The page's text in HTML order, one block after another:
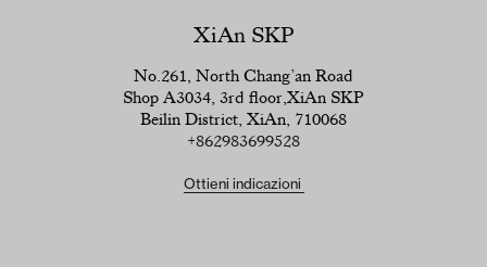
XiAn SKP
No.261, North Chang’an Road
Shop A3034, 3rd floor,XiAn SKP
Beilin District, XiAn, 710068
+862983699528
Ottieni indicazioni